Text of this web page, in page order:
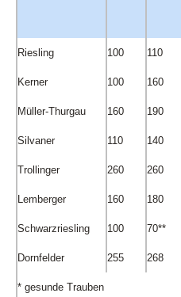
Riesling 100 110
Kerner 100 160
Müller-Thurgau 160 190
Silvaner 110 140
Trollinger 260 260
Lemberger 160 180
Schwarzriesling 100 70**
Dornfelder 255 268
* gesunde Trauben